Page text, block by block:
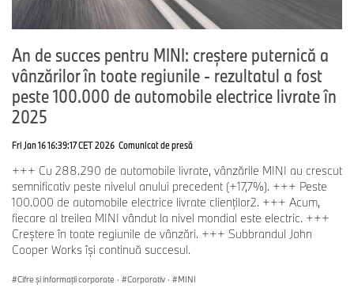
An de succes pentru MINI: creștere puternică a
vânzărilor în toate regiunile - rezultatul a fost
peste 100.000 de automobile electrice livrate în
2025
Fri Jan 16 16:39:17 CET 2026 Comunicat de presă
+++ Cu 288.290 de automobile livrate, vânzările MINI au crescut
semnificativ peste nivelul anului precedent (+17,7%). +++ Peste
100.000 de automobile electrice livrate clienților2. +++ Acum,
fiecare al treilea MINI vândut la nivel mondial este electric. +++
Creștere în toate regiunile de vânzări. +++ Subbrandul John
Cooper Works își continuă succesul.
Cifre şi informaţii corporate · Corporativ · MINI